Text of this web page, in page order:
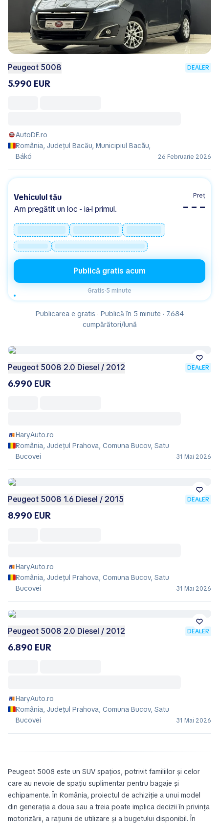
Peugeot 5008 DEALER
5.990 EUR
AutoDE.ro
România, Județul Bacău, Municipiul Bacãu,
Bákó
26 Februarie 2026
Vehiculul tău
Am pregătit un loc - ia-l primul.
Preț
– – –
Publică gratis acum
Gratis·5 minute
Publicarea e gratis · Publică în 5 minute · 7.684
cumpărători/lună
Peugeot 5008 2.0 Diesel / 2012 DEALER
6.990 EUR
HaryAuto.ro
România, Județul Prahova, Comuna Bucov, Satu
Bucovei
31 Mai 2026
Peugeot 5008 1.6 Diesel / 2015 DEALER
8.990 EUR
HaryAuto.ro
România, Județul Prahova, Comuna Bucov, Satu
Bucovei
31 Mai 2026
Peugeot 5008 2.0 Diesel / 2012 DEALER
6.890 EUR
HaryAuto.ro
România, Județul Prahova, Comuna Bucov, Satu
Bucovei
31 Mai 2026
Peugeot 5008 este un SUV spațios, potrivit familiilor și celor
care au nevoie de spațiu suplimentar pentru bagaje și
echipamente. În România, proiectul de achiziție a unui model
din generația a doua sau a treia poate implica decizii în privința
motorizării, a rațiunii de utilizare și a bugetului disponibil. În